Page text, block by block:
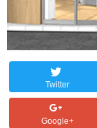
Twitter
Google+